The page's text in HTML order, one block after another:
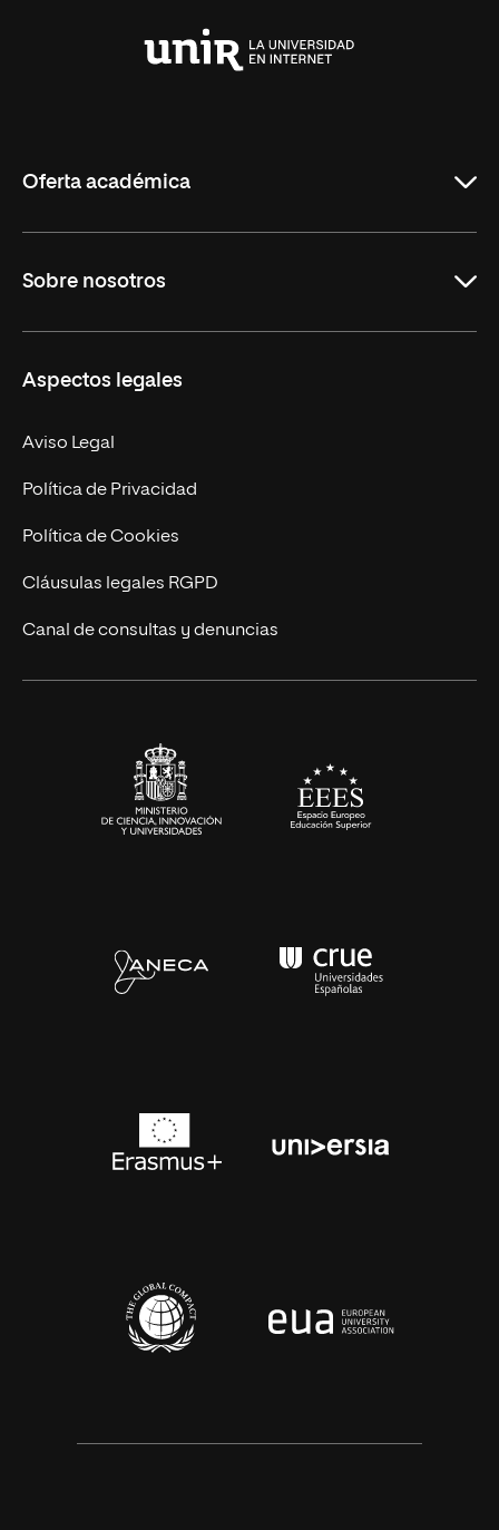
Oferta académica
Másteres Oficiales
Doctorados
Experto Universitario
Postgrados
Cursos Universitarios
Sobre nosotros
Facultades
Nuestro Equipo
Trabaja en UNIR
Actualidad
UNIR Revista
Eventos
Aspectos legales
Aviso Legal
Política de Privacidad
Política de Cookies
Cláusulas legales RGPD
Canal de consultas y denuncias